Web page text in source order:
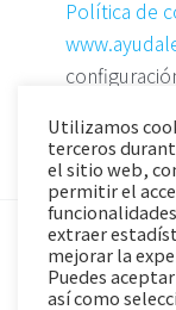
Política de
Utilizamos
terceros
el sitio web,
permitir el
extraer
mejorar la
Puedes
así como